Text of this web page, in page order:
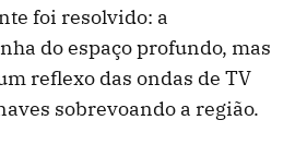
foi resolvido: a
do espaço profundo, mas
reflexo das ondas de TV
sobrevoando a região.